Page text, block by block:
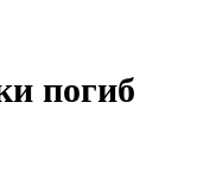
погиб